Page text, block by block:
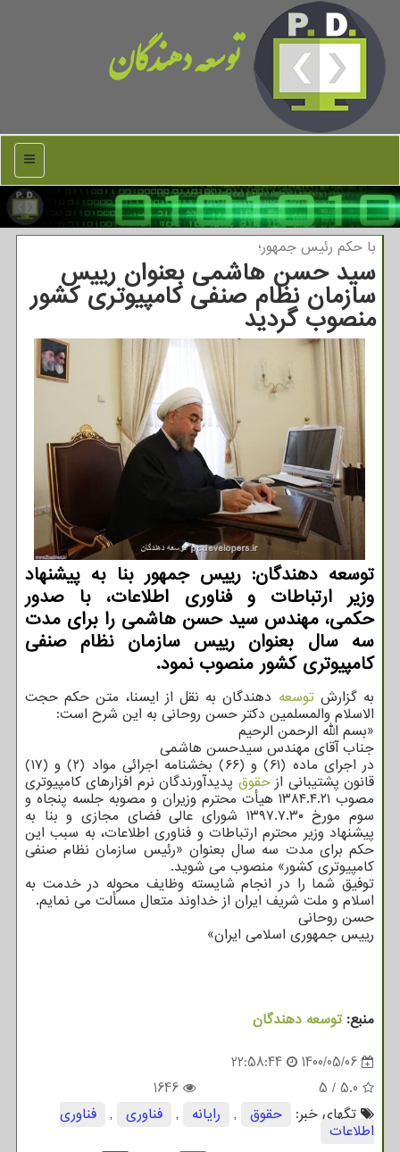
توسعه دهندگان
منو
با حكم رئیس جمهور؛
سید حسن هاشمی بعنوان رییس
سازمان نظام صنفی كامپیوتری كشور
منصوب گردید
توسعه دهندگان: رییس جمهور بنا به پیشنهاد
وزیر ارتباطات و فناوری اطلاعات، با صدور
حکمی، مهندس سید حسن هاشمی را برای مدت
سه سال بعنوان رییس سازمان نظام صنفی
کامپیوتری کشور منصوب نمود.
به گزارشتوسعه دهندگان به نقل از ایسنا، متن حکم حجت
الاسلام والمسلمین دکتر حسن روحانی به این شرح است:
«بسم الله الرحمن الرحیم
جناب آقای مهندس سیدحسن هاشمی
در اجرای ماده (۶۱) و (۶۶) بخشنامه اجرائی مواد (۲) و (۱۷)
قانون پشتیبانی ازحقوق پدیدآورندگان نرم افزارهای کامپیوتری
مصوب ۱۳۸۴.۴.۲۱ هیأت محترم وزیران و مصوبه جلسه پنجاه و
سوم مورخ ۱۳۹۷.۷.۳۰ شورای عالی فضای مجازی و بنا به
پیشنهاد وزیر محترم ارتباطات و فناوری اطلاعات، به سبب این
حکم برای مدت سه سال بعنوان «رئیس سازمان نظام صنفی
کامپیوتری کشور» منصوب می شوید.
توفیق شما را در انجام شایسته وظایف محوله در خدمت به
اسلام و ملت شریف ایران از خداوند متعال مسألت می نمایم.
حسن روحانی
رییس جمهوری اسلامی ایران»
منبع: توسعه دهندگان
1400/05/06
22:58:44
5.0
/
5
1646
تگهای خبر:
حقوق , رایانه , فناوری , فناوری
اطلاعات